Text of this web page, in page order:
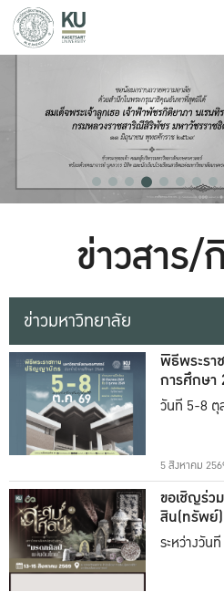
ข่าวสาร/
ข่าวมหาวิทยาลัย
พิธีพระร
การศึกษา
วันที่ 5-8 ตุ
5 สิงหาคม
ขอเชิญร่ว
สิน(ทรัพย์
ระหว่างวัน